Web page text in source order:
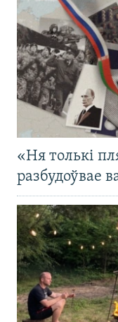
«Ня толькі
разбудоўвае